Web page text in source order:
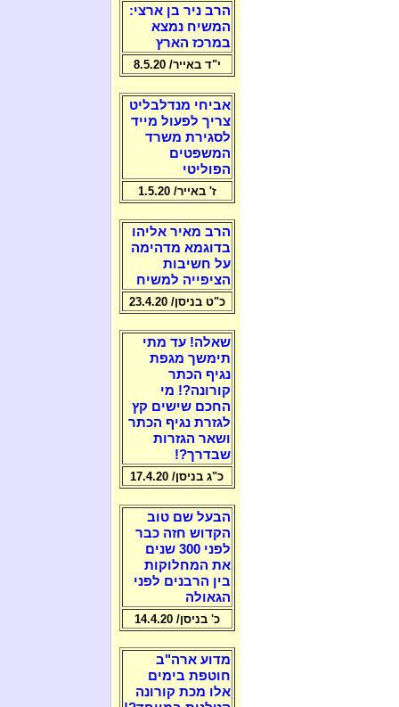
הרב ניר בן ארצי:
המשיח נמצא
במרכז הארץ
י"ד באייר/ 8.5.20
אביחי מנדלבליט
צריך לפעול מייד
לסגירת משרד
המשפטים
הפוליטי
ז' באייר/ 1.5.20
הרב מאיר אליהו
בדוגמא מדהימה
על חשיבות
הציפייה למשיח
כ"ט בניסן/ 23.4.20
שאלה! עד מתי
תימשך מגפת
נגיף הכתר
קורונה?! מי
החכם שישים קץ
לגזרת נגיף הכתר
ושאר הגזרות
שבדרך?!
כ"ג בניסן/ 17.4.20
הבעל שם טוב
הקדוש חזה כבר
לפני 300 שנים
את המחלוקות
בין הרבנים לפני
הגאולה
כ' בניסן/ 14.4.20
מדוע ארה"ב
חוטפת בימים
אלו מכת קורונה